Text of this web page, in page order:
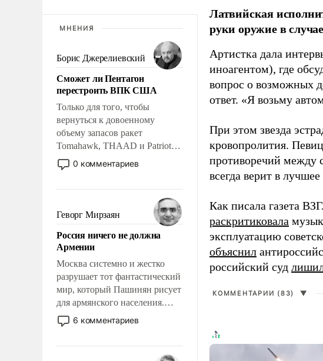
МНЕНИЯ
Борис Джерелиевский
Сможет ли Пентагон
перестроить ВПК США
Только для того, чтобы
вернуться к довоенному
объему запасов ракет
Tomahawk, THAAD и Patriot
США потребуется более трех
лет. Даже небольшая война с
Сложившаяся ситуация
означает многолетний период
уязвимости США, например,
перед Китаем.
0 комментариев
Геворг Мирзаян
Россия ничего не должна
Армении
Москва системно и жестко
разрушает тот фантастический
мир, который Пашинян рисует
для армянского населения.
Мир, где этому населению все
должны просто по
политические прожекты будут
6 комментариев
Латвийская
руки оружие в
Артистка дала
иноагентом), где
вопрос о возможных
ответ. «Я возьму
При этом звезда
кровопролития.
противоречий между
всегда верит в
Как писала газета
раскритиковала
эксплуатацию
объяснил
российский суд
КОММЕНТАРИИ (83) ▼